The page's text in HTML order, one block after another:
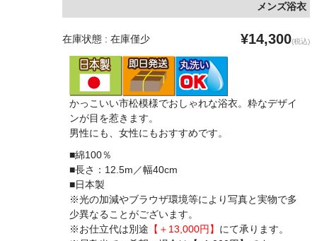
メンズ浴衣
在庫状態 : 在庫僅少 ¥14,300(税込)
かっこいい市松模様でおしゃれな浴衣。粋なデザイ
ンが目を惹きます。
男性にも、女性にもおすすめです。
■綿100％
■長さ：12.5m／幅40cm
■日本製
※光の加減やブラウザ環境等により写真と実物で多
少異なることがございます。
※お仕立代は別途 【＋13,000円】 にて承ります。